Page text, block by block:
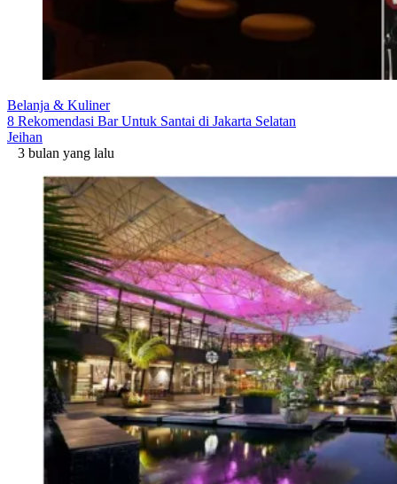
Belanja & Kuliner
8 Rekomendasi Bar Untuk Santai di Jakarta Selatan
Jeihan
3 bulan yang lalu